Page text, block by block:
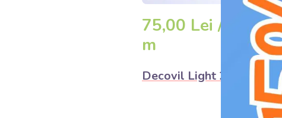
75,00 Lei /
m
DETALIU
Decovil Light 230g